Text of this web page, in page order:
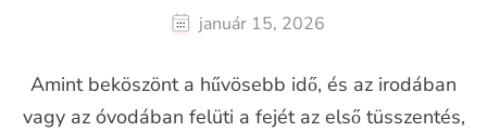
január 15, 2026
Amint beköszönt a hűvösebb idő, és az irodában
vagy az óvodában felüti a fejét az első tüsszentés,